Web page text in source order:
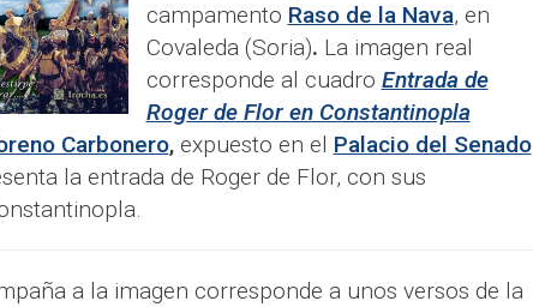
campamento Raso de la Nava, en
Covaleda (Soria). La imagen real
corresponde al cuadro Entrada de
Roger de Flor en Constantinopla
Carbonero, expuesto en el Palacio del Senado
la entrada de Roger de Flor, con sus
a la imagen corresponde a unos versos de la